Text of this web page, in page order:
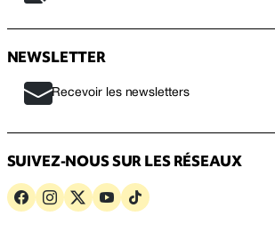
NEWSLETTER
Recevoir les newsletters
SUIVEZ-NOUS SUR LES RÉSEAUX